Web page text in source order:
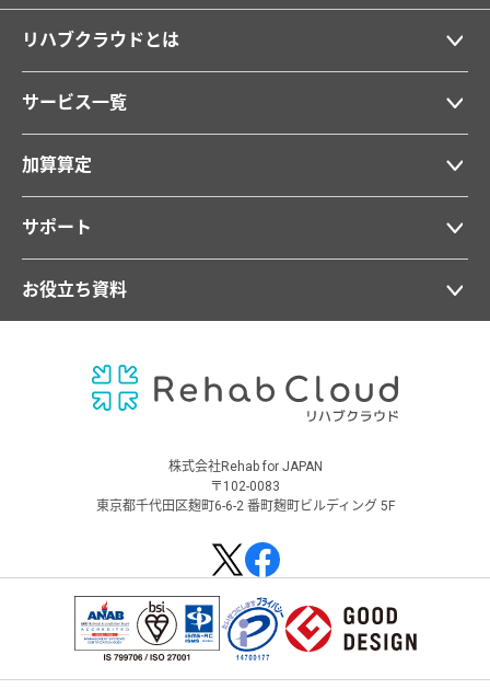
リハブクラウドとは
サービス一覧
加算算定
サポート
お役立ち資料
株式会社Rehab for JAPAN
〒102-0083
東京都千代田区麹町6-6-2 番町麹町ビルディング 5F